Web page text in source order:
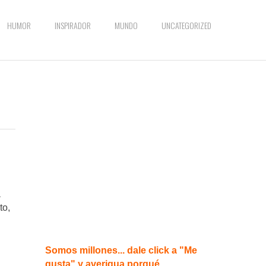
HUMOR INSPIRADOR MUNDO UNCATEGORIZED
Somos millones... dale click a "Me
gusta" y averigua porqué